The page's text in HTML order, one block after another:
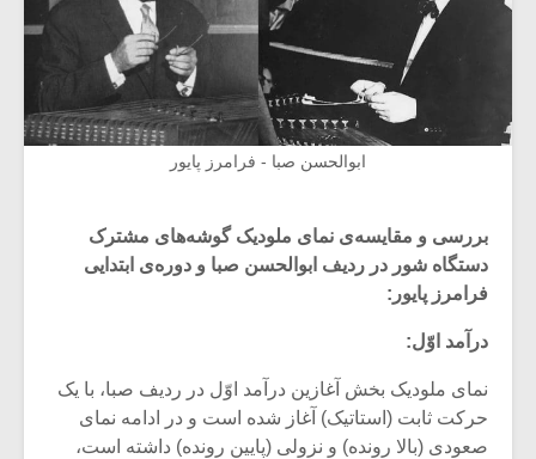
ابوالحسن صبا - فرامرز پایور
بررسی و مقایسه‌ی نمای ملودیک گوشه‌های مشترک
دستگاه شور در ردیف ابوالحسن صبا و دوره‌ی ابتدایی
فرامرز پایور:
درآمد اوّل:
نمای ملودیک بخش آغازین درآمد اوّل در ردیف صبا، با یک
حرکت ثابت (استاتیک) آغاز شده است و در ادامه نمای
صعودی (بالا رونده) و نزولی (پایین رونده) داشته است،